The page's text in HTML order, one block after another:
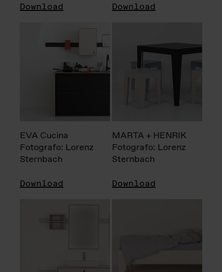
Download Download
EVA Cucina
Fotografo: Lorenz
Sternbach
Download
MARTA + HENRIK
Fotografo: Lorenz
Sternbach
Download